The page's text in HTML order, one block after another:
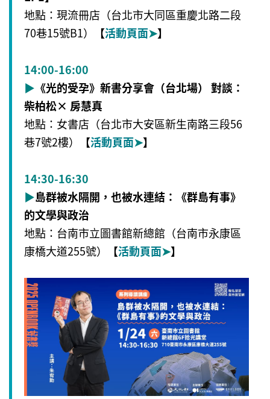
地點：現流冊店（台北市大同區重慶北路二段
70巷15號B1）
【活動頁面➤】
14:00-16:00
▶ 《光的受孕》新書分享會（台北場） 對談：
柴柏松× 房慧真
地點：女書店（台北市大安區新生南路三段56
巷7號2樓）
【活動頁面➤】
14:30-16:30
▶島群被水隔開，也被水連結：《群島有事》
的文學與政治
地點：台南市立圖書館新總館（台南市永康區
康橋大道255號）
【活動頁面➤】